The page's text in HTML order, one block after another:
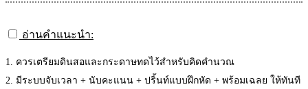
อ่านคำแนะนำ:
1. ควรเตรียมดินสอและกระดาษทดไว้สำหรับคิดคำนวณ
2. มีระบบจับเวลา + นับคะแนน + ปริ้นท์แบบฝึกหัด + พร้อมเฉลย ให้ทันที